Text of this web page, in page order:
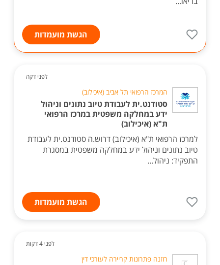
הגשת מועמדות
לפני דקה
המרכז הרפואי תל אביב (איכילוב)
סטודנט.ית לעבודת טיוב נתונים וניהול
ידע במחלקה משפטית במרכז הרפואי
ת"א (איכילוב)
למרכז הרפואי ת"א (איכילוב) דרוש.ה סטודנט.ית לעבודת
טיוב נתונים וניהול ידע במחלקה משפטית במסגרת
התפקיד: ניהול...
הגשת מועמדות
לפני 4 דקות
רוזנה פתרונות קריירה לעורכי דין